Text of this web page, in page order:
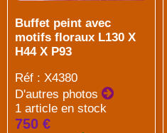
Buffet peint avec
motifs floraux L130 X
H44 X P93
Réf : X4380
D'autres photos
1 article en stock
750 €